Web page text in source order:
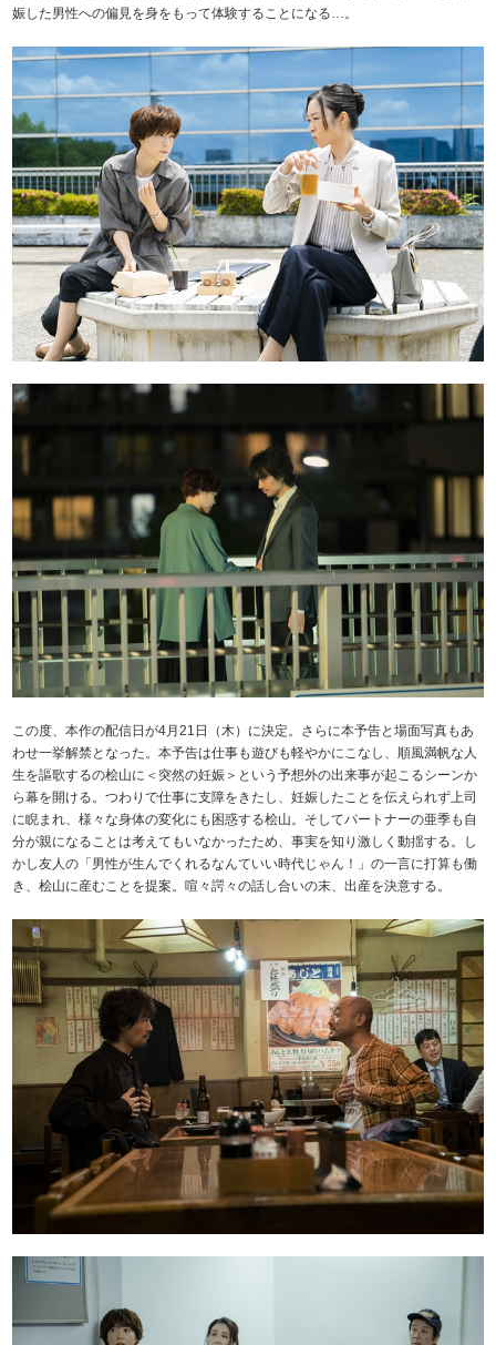
娠した男性への偏見を身をもって体験することになる…。
この度、本作の配信日が4月21日（木）に決定。さらに本予告と場面写真もあ
わせ一挙解禁となった。本予告は仕事も遊びも軽やかにこなし、順風満帆な人
生を謳歌するの桧山に＜突然の妊娠＞という予想外の出来事が起こるシーンか
ら幕を開ける。つわりで仕事に支障をきたし、妊娠したことを伝えられず上司
に睨まれ、様々な身体の変化にも困惑する桧山。そしてパートナーの亜季も自
分が親になることは考えてもいなかったため、事実を知り激しく動揺する。し
かし友人の「男性が生んでくれるなんていい時代じゃん！」の一言に打算も働
き、桧山に産むことを提案。喧々諤々の話し合いの末、出産を決意する。